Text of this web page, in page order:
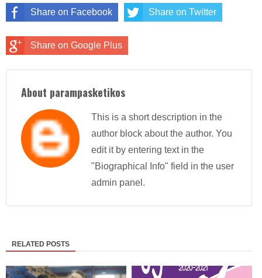
Share on Facebook Share on Twitter
Share on Google Plus
About parampasketikos
This is a short description in the
author block about the author. You
edit it by entering text in the
"Biographical Info" field in the user
admin panel.
RELATED POSTS